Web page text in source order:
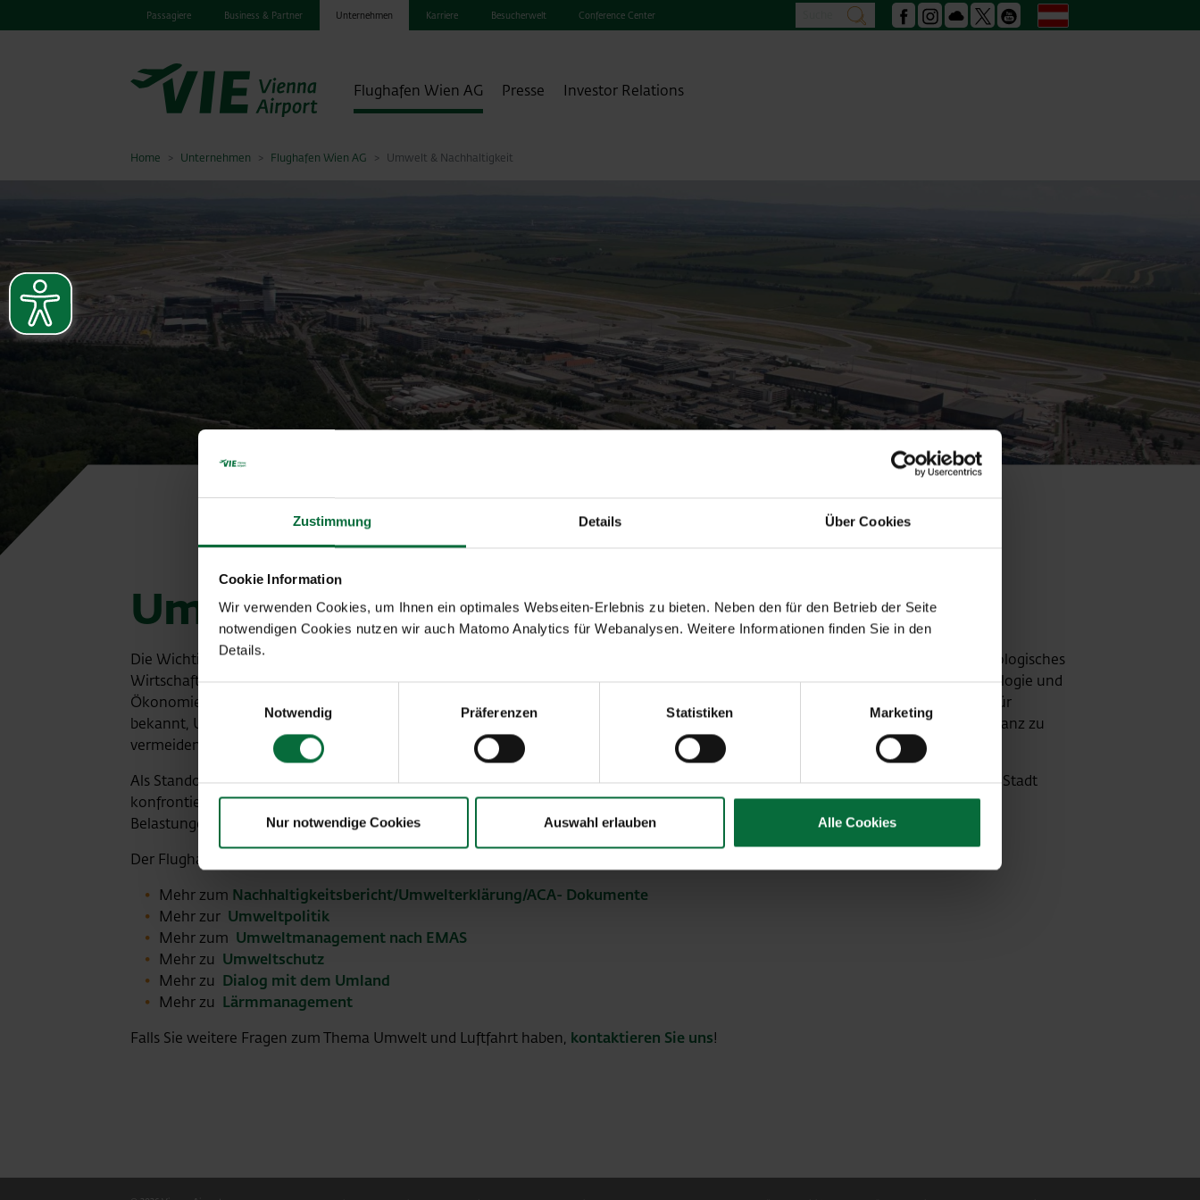
Zustimmung Details Über Cookies
Cookie Information
Wir verwenden Cookies, um Ihnen ein optimales Webseiten-Erlebnis zu bieten. Neben den für den Betrieb der Seite
notwendigen Cookies nutzen wir auch Matomo Analytics für Webanalysen. Weitere Informationen finden Sie in den
Details.
Notwendig
Präferenzen Statistiken Marketing
Nur notwendige Cookies Auswahl erlauben Alle Cookies
Passagiere Business & Partner Unternehmen Karriere Besucherwelt Conference Center suchen Facebook
Instagram
Podcast YoutubeDeutsch
Flughafen Wien AG Presse Investor Relations
Home Unternehmen Flughafen Wien AG Umwelt & Nachhaltigkeit
Umwelt & Nachhaltigkeit
Die Wichtigkeit des Themas Umwelt darf niemals außer Acht gelassen werden. Die Flughafen Wien AG steht seit langem für ein ökologisches
Wirtschaftsbewusstsein, ein heute nicht mehr wegzudenkendes Element jeder verantwortungsvollen Unternehmensstrategie. Ökologie und
Ökonomie stehen nicht in einem Widerspruch – sie ergänzen einander. Die Umweltpolitik des Flughafens Wien ist mittlerweile dafür
bekannt, Umweltprobleme nicht nur zu bekämpfen, sondern durch wirksame Maßnahmen zu reduzieren oder – wenn möglich – ganz zu
vermeiden.
Als Standort von rund 230 Unternehmen ist der Flughafen Wien mit allen umweltrelevanten Problemstellungen einer mittelgroßen Stadt
konfrontiert. Spezielles Augenmerk gilt den Anrainern: durch eine Reihe gezielter Maßnahmen ist man kontinuierlich bestrebt, ihre
Belastungen so gering wie möglich zu halten.
Der Flughafen Wien trägt Verantwortung!
Mehr zum Nachhaltigkeitsbericht/Umwelterklärung/ACA- Dokumente
Mehr zur Umweltpolitik
Mehr zum Umweltmanagement nach EMAS
Mehr zu Umweltschutz
Mehr zu Dialog mit dem Umland
Mehr zu Lärmmanagement
Falls Sie weitere Fragen zum Thema Umwelt und Luftfahrt haben, kontaktieren Sie uns!